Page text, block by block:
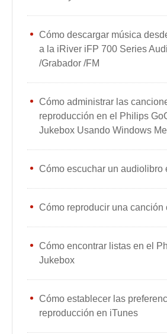
Cómo descargar música
a la iRiver iFP 700 Series
/Grabador /FM
Cómo administrar las
reproducción en el Philips
Jukebox Usando Windows
Cómo escuchar un audiolibro
Cómo reproducir una canción
Cómo encontrar listas en el
Jukebox
Cómo establecer las
reproducción en iTunes